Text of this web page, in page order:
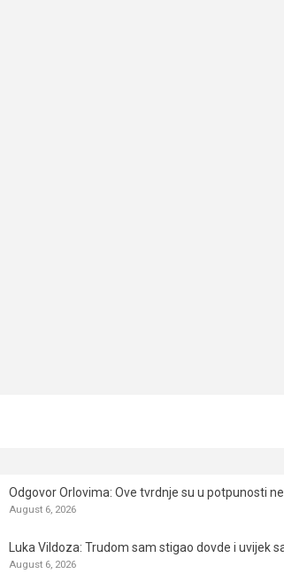
Odgovor Orlovima: ​Ove tvrdnje su u potpunosti
August 6, 2026
Luka Vildoza: Trudom sam stigao dovde i
August 6, 2026